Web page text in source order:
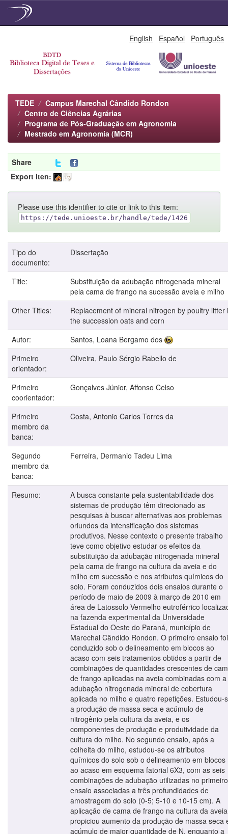
English Español Português
TEDE
Campus Marechal Cândido Rondon
Centro de Ciências Agrárias
Programa de Pós-Graduação em Agronomia
Mestrado em Agronomia (MCR)
Share
Export iten:
Please use this identifier to cite or link to this item:
https://tede.unioeste.br/handle/tede/1426
Tipo do
documento:
Dissertação
Title:
Substituição da adubação nitrogenada mineral
pela cama de frango na sucessão aveia e milho
Other Titles:
Replacement of mineral nitrogen by poultry litter
the succession oats and corn
Autor:
Santos, Loana Bergamo dos
Primeiro
orientador:
Oliveira, Paulo Sérgio Rabello de
Primeiro
coorientador:
Gonçalves Júnior, Affonso Celso
Primeiro
membro da
banca:
Costa, Antonio Carlos Torres da
Segundo
membro da
banca:
Ferreira, Dermanio Tadeu Lima
Resumo:
A busca constante pela sustentabilidade dos
sistemas de produção têm direcionado as
pesquisas à buscar alternativas aos problemas
oriundos da intensificação dos sistemas
produtivos. Nesse contexto o presente trabalho
teve como objetivo estudar os efeitos da
substituição da adubação nitrogenada mineral
pela cama de frango na cultura da aveia e do
milho em sucessão e nos atributos químicos do
solo. Foram conduzidos dois ensaios durante o
período de maio de 2009 à março de 2010 em
área de Latossolo Vermelho eutroférrico
na fazenda experimental da Universidade
Estadual do Oeste do Paraná, município de
Marechal Cândido Rondon. O primeiro ensaio foi
conduzido sob o delineamento em blocos ao
acaso com seis tratamentos obtidos a partir de
combinações de quantidades crescentes de
de frango aplicadas na aveia combinadas com a
adubação nitrogenada mineral de cobertura
aplicada no milho e quatro repetições. Estudou-
a produção de massa seca e acúmulo de
nitrogênio pela cultura da aveia, e os
componentes de produção e produtividade da
cultura do milho. No segundo ensaio, após a
colheita do milho, estudou-se os atributos
químicos do solo sob o delineamento em blocos
ao acaso em esquema fatorial 6X3, com as seis
combinações de adubação utilizadas no primeiro
ensaio associadas a três profundidades de
amostragem do solo (0-5; 5-10 e 10-15 cm). A
aplicação de cama de frango na cultura da aveia
propiciou aumento da produção de massa seca
acúmulo de maior quantidade de N, enquanto a